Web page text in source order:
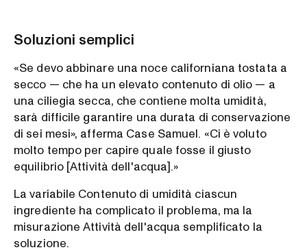
Soluzioni semplici
«Se devo abbinare una noce californiana tostata a
secco — che ha un elevato contenuto di olio — a
una ciliegia secca, che contiene molta umidità,
sarà difficile garantire una durata di conservazione
di sei mesi», afferma Case Samuel. «Ci è voluto
molto tempo per capire quale fosse il giusto
equilibrio [Attività dell'acqua].»
La variabile Contenuto di umidità ciascun
ingrediente ha complicato il problema, ma la
misurazione Attività dell'acqua semplificato la
soluzione.